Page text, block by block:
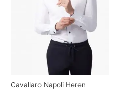
Cavallaro Napoli Heren